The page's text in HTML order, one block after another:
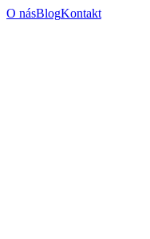
O násBlogKontakt